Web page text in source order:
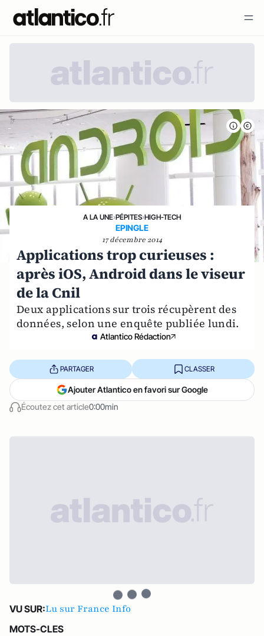
A LA UNE›PÉPITES›HIGH-TECH
EPINGLE
17 décembre 2014
Applications trop curieuses :
après iOS, Android dans le viseur
de la Cnil
Deux applications sur trois récupèrent des
données, selon une enquête publiée lundi.
Atlantico Rédaction
Écoutez cet article0:00min
PARTAGER CLASSER
Ajouter Atlantico en favori sur Google
VU SUR:Lu sur France Info
MOTS-CLES